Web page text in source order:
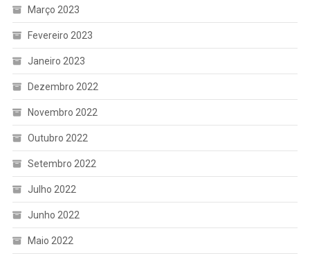
Março 2023
Fevereiro 2023
Janeiro 2023
Dezembro 2022
Novembro 2022
Outubro 2022
Setembro 2022
Julho 2022
Junho 2022
Maio 2022